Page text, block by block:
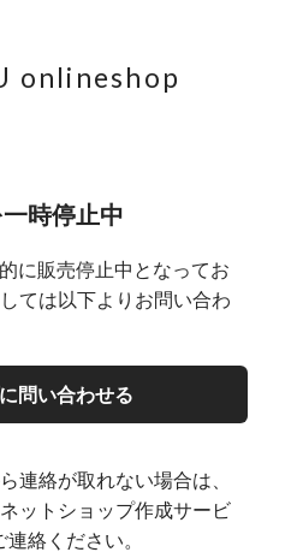
onlineshop
時停止中
に販売停止中となってお
ては以下よりお問い合わ
問い合わせる
連絡が取れない場合は、
ットショップ作成サービ
絡ください。